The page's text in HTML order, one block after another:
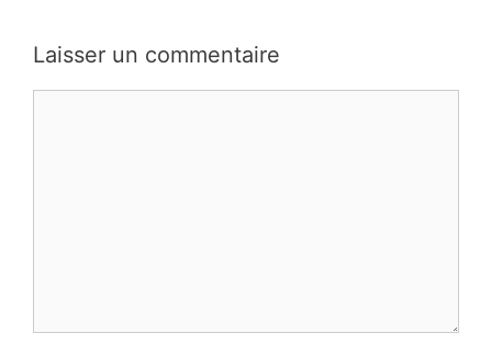
Laisser un commentaire